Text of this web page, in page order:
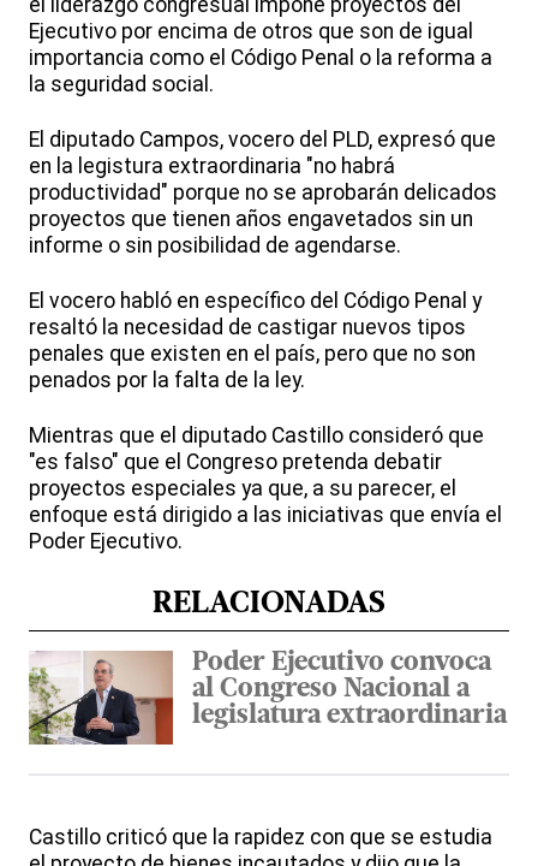
el liderazgo congresual impone proyectos del
Ejecutivo por encima de otros que son de igual
importancia como el Código Penal o la reforma a
la seguridad social.
El diputado Campos, vocero del PLD, expresó que
en la legistura extraordinaria "no habrá
productividad" porque no se aprobarán delicados
proyectos que tienen años engavetados sin un
informe o sin posibilidad de agendarse.
El vocero habló en específico del Código Penal y
resaltó la necesidad de castigar nuevos tipos
penales que existen en el país, pero que no son
penados por la falta de la ley.
Mientras que el diputado Castillo consideró que
"es falso" que el Congreso pretenda debatir
proyectos especiales ya que, a su parecer, el
enfoque está dirigido a las iniciativas que envía el
Poder Ejecutivo.
RELACIONADAS
Poder Ejecutivo convoca
al Congreso Nacional a
legislatura extraordinaria
Castillo criticó que la rapidez con que se estudia